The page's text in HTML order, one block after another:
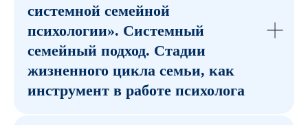
системной семейной
психологии». Системный
семейный подход. Стадии
жизненного цикла семьи, как
инструмент в работе психолога